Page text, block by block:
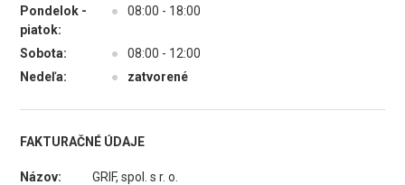
Pondelok -
piatok:
● 08:00 - 18:00
Sobota: ●
08:00 - 12:00
Nedeľa:
● zatvorené
FAKTURAČNÉ ÚDAJE
Názov:
GRIF, spol. s r. o.